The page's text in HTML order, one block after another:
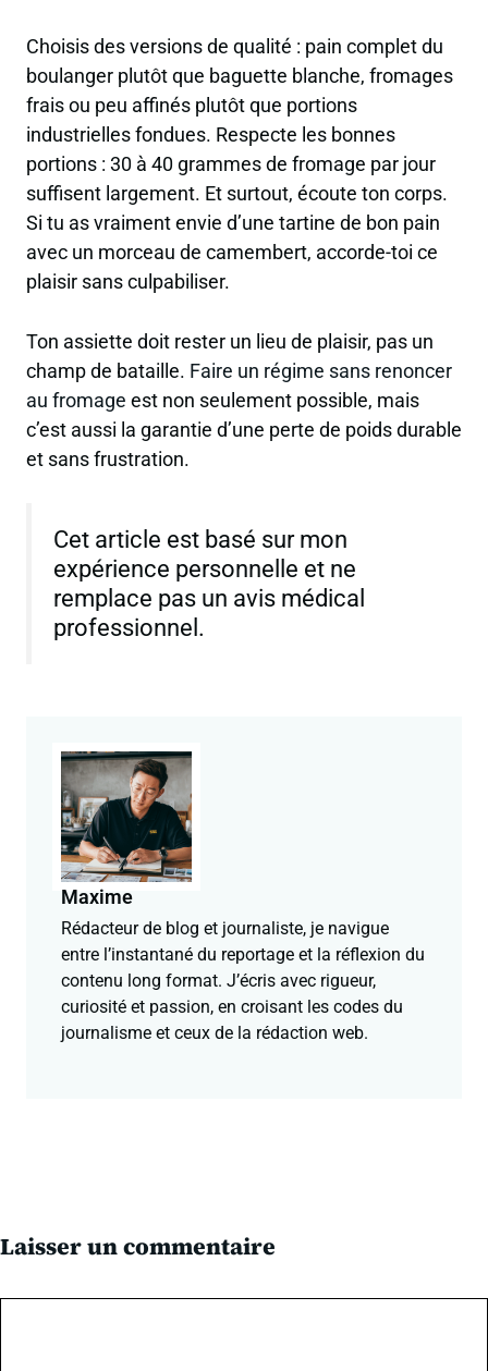
Choisis desversions de qualité : pain complet du
boulanger plutôt que baguette blanche, fromages
frais ou peu affinés plutôt que portions
industrielles fondues. Respecte les bonnes
portions : 30 à 40 grammes de fromage par jour
suffisent largement. Et surtout, écoute ton corps.
Si tu as vraiment envie d’une tartine de bon pain
avec un morceau de camembert, accorde-toi ce
plaisir sans culpabiliser.
Ton assiette doit rester un lieu de plaisir, pas un
champ de bataille. Faire un régime sans renoncer
au fromage est non seulement possible, mais
c’est aussi la garantie d’une perte de poids durable
et sans frustration.
Cet article est basé sur mon
expérience personnelle et ne
remplace pas un avis médical
professionnel.
Maxime
Rédacteur de blog et journaliste, je navigue
entre l’instantané du reportage et la réflexion du
contenu long format. J’écris avec rigueur,
curiosité et passion, en croisant les codes du
journalisme et ceux de la rédaction web.
Laisser un commentaire